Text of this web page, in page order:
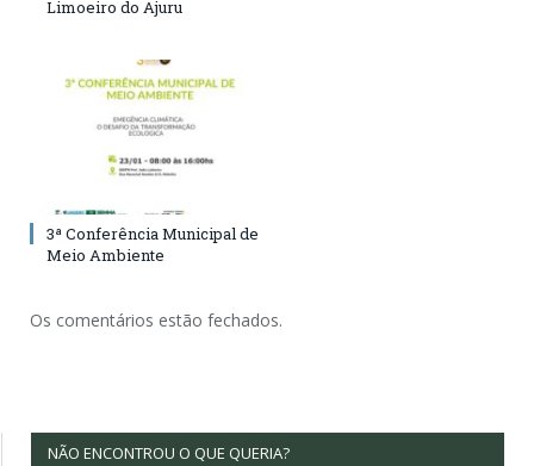
Limoeiro do Ajuru
3ª Conferência Municipal de
Meio Ambiente
Os comentários estão fechados.
NÃO ENCONTROU O QUE QUERIA?